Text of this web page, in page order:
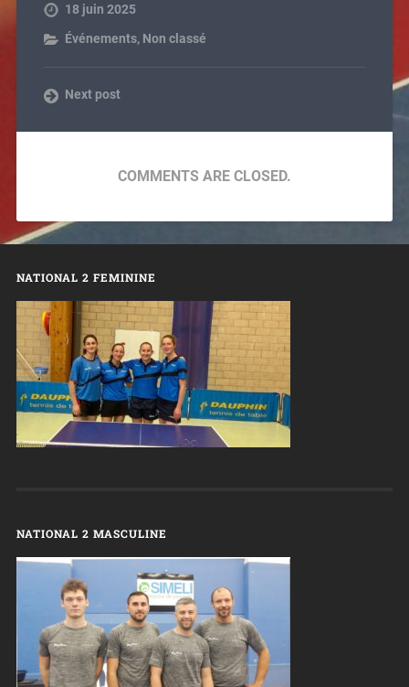
18 juin 2025
Événements, Non classé
Next post
COMMENTS ARE CLOSED.
NATIONAL 2 FEMININE
NATIONAL 2 MASCULINE